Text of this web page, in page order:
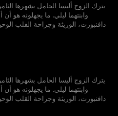
يترك الزوج أليسا الحامل بشهرها
وابنتهما ليلي. ما يجهلونه هو
دافنبورت، الوريثة وجراحة القلب
يترك الزوج أليسا الحامل بشهرها
وابنتهما ليلي. ما يجهلونه هو
دافنبورت، الوريثة وجراحة القلب